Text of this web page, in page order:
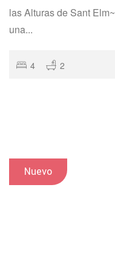
las Alturas de Sant
una...
4 2
Nuevo